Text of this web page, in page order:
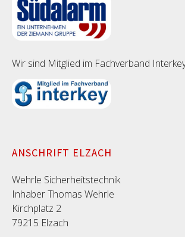
Wir sind Mitglied im Fachverband
ANSCHRIFT ELZACH
Wehrle Sicherheitstechnik
Inhaber Thomas Wehrle
Kirchplatz 2
79215 Elzach